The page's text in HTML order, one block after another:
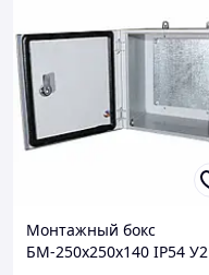
Монтажный бокс
БМ-250х250х140 IP54 У2